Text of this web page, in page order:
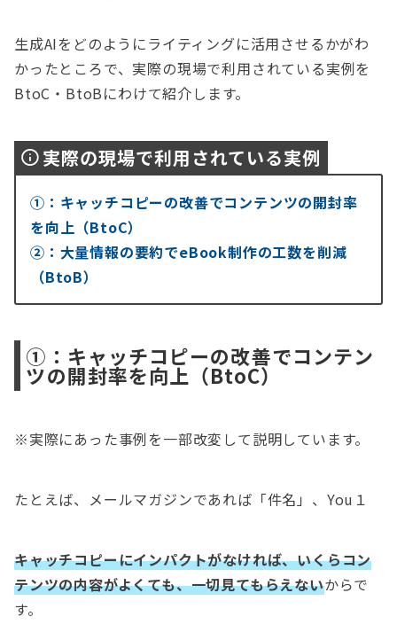
生成AIをどのようにライティングに活用させるかがわ
かったところで、実際の現場で利用されている実例を
BtoC・BtoBにわけて紹介します。
実際の現場で利用されている実例
①：キャッチコピーの改善でコンテンツの開封率
を向上（BtoC）
②：大量情報の要約でeBook制作の工数を削減
（BtoB）
①：キャッチコピーの改善でコンテン
ツの開封率を向上（BtoC）
※実際にあった事例を一部改変して説明しています。
たとえば、メールマガジンであれば「件名」、You１
キャッチコピーにインパクトがなければ、いくらコン
テンツの内容がよくても、一切見てもらえないからで
す。